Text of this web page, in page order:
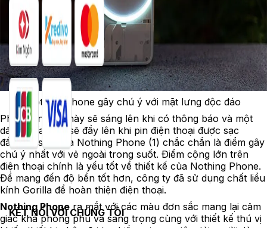
Nothing Phone gây chú ý với mặt lưng độc đáo
Phần đèn LED này sẽ sáng lên khi có thông báo và một
dải ở phía dưới sẽ đầy lên khi pin điện thoại được sạc
đầy.Mặt sau của Nothing Phone (1) chắc chắn là điểm gây
chú ý nhất với vẻ ngoài trong suốt. Điểm cộng lớn trên
điện thoại chính là yếu tốt về thiết kế của Nothing Phone.
Để mang đến độ bền tốt hơn, công ty đã sử dụng chất liều
kính Gorilla để hoàn thiện điện thoại.
Nothing Phonera mắt với các màu đơn sắc mang lại cảm
giác khá phong phú và sang trọng cùng với thiết kế thú vị
KẾT NỐI VỚI CHÚNG TÔI